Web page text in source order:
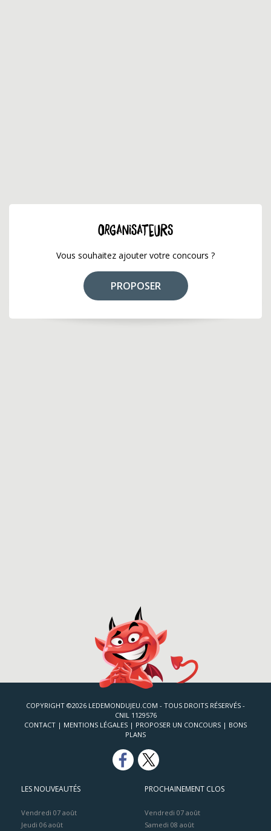
ORGANISATEURS
Vous souhaitez ajouter votre concours ?
PROPOSER
COPYRIGHT ©2026 LEDEMONDUJEU.COM - TOUS DROITS RÉSERVÉS -
CNIL 1129576
CONTACT | MENTIONS LÉGALES | PROPOSER UN CONCOURS | BONS
PLANS
LES NOUVEAUTÉS
Vendredi 07 août
Jeudi 06 août
PROCHAINEMENT CLOS
Vendredi 07 août
Samedi 08 août